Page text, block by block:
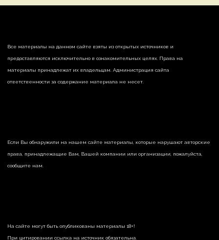
Все материалы на данном сайте взяты из открытых источников и
предоставляются исключительно в ознакомительных целях. Права на
материалы принадлежат их владельцам. Администрация сайта
ответственности за содержание материала не несет.
Если Вы обнаружили на нашем сайте материалы, которые нарушают авторские
права, принадлежащие Вам, Вашей компании или организации, пожалуйста,
сообщите нам.
На сайте могут быть опубликованы материалы 18+!
При цитировании ссылка на источник обязательна.